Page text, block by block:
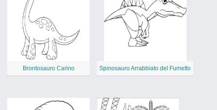
Brontosauro Carino Spinosauro Arrabbiato del Fumetto